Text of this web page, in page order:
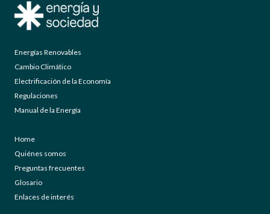
Energías Renovables
Cambio Climático
Electrificación de la Economía
Regulaciones
Manual de la Energía
Home
Quiénes somos
Preguntas frecuentes
Glosario
Enlaces de interés